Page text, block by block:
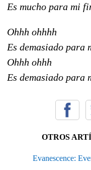
Es mucho para mi
Ohhh ohhhh
Es demasiado para
Ohhh ohhh
Es demasiado para
OTROS
Evanescence: